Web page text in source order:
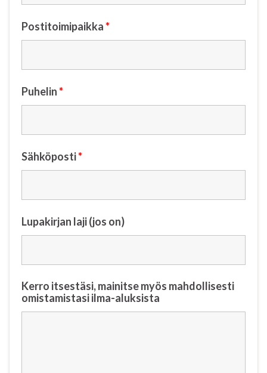
Postitoimipaikka*
Puhelin*
Sähköposti*
Lupakirjan laji (jos on)
Kerro itsestäsi, mainitse myös mahdollisesti
omistamistasi ilma-aluksista